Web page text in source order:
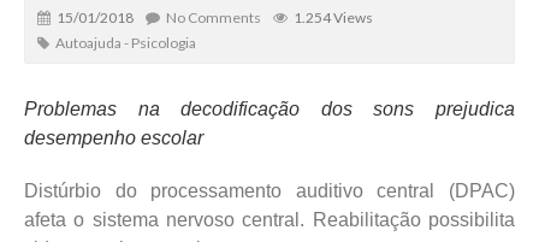
15/01/2018 No Comments
1.254 Views
Autoajuda - Psicologia
Problemas na decodificação dos sons prejudica
desempenho escolar
Distúrbio do processamento auditivo central (DPAC)
afeta o sistema nervoso central. Reabilitação possibilita